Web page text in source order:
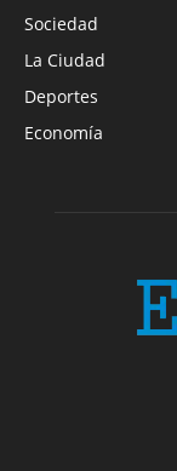
Sociedad
La Ciudad
Deportes
Economía